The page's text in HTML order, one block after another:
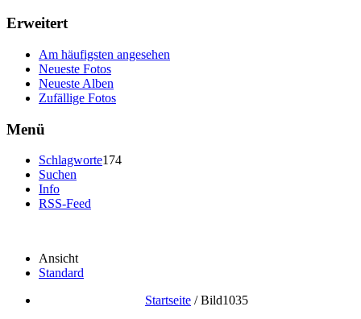
Erweitert
Am häufigsten angesehen
Neueste Fotos
Neueste Alben
Zufällige Fotos
Menü
Schlagworte174
Suchen
Info
RSS-Feed
Ansicht
Standard
Startseite /Bild1035